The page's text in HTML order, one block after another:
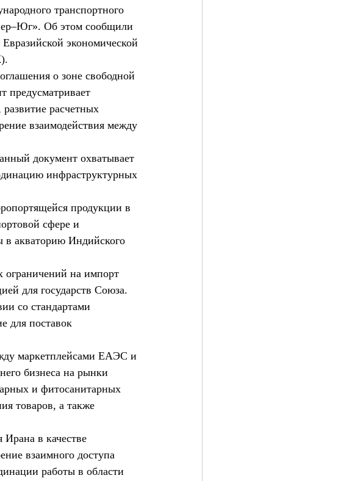
транспортного
Об этом сообщили
экономической
о зоне свободной
предусматривает
расчетных
взаимодействия между
документ охватывает
инфраструктурных
продукции в
сфере и
в акваторию Индийского
ограничений на импорт
для государств Союза.
со стандартами
для поставок
маркетплейсами ЕАЭС и
бизнеса на рынки
и фитосанитарных
товаров, а также
в качестве
взаимного доступа
работы в области